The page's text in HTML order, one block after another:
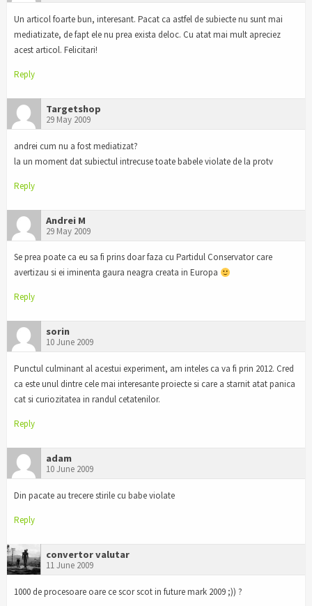
Un articol foarte bun, interesant. Pacat ca astfel de subiecte nu sunt mai
mediatizate, de fapt ele nu prea exista deloc. Cu atat mai mult apreciez
acest articol. Felicitari!
Reply
Targetshop
29 May 2009
andrei cum nu a fost mediatizat?
la un moment dat subiectul intrecuse toate babele violate de la protv
Reply
Andrei M
29 May 2009
Se prea poate ca eu sa fi prins doar faza cu Partidul Conservator care
avertizau si ei iminenta gaura neagra creata in Europa
Reply
sorin
10 June 2009
Punctul culminant al acestui experiment, am inteles ca va fi prin 2012. Cred
ca este unul dintre cele mai interesante proiecte si care a starnit atat panica
cat si curiozitatea in randul cetatenilor.
Reply
adam
10 June 2009
Din pacate au trecere stirile cu babe violate
Reply
convertor valutar
11 June 2009
1000 de procesoare oare ce scor scot in future mark 2009 ;)) ?